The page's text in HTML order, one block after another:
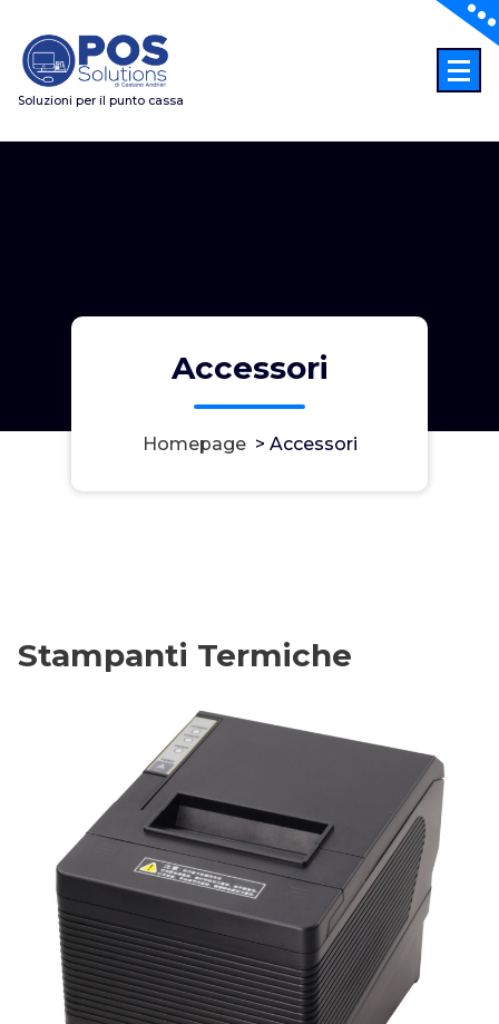
contenuto
Soluzioni per il punto cassa
Accessori
Homepage> Accessori
Stampanti Termiche